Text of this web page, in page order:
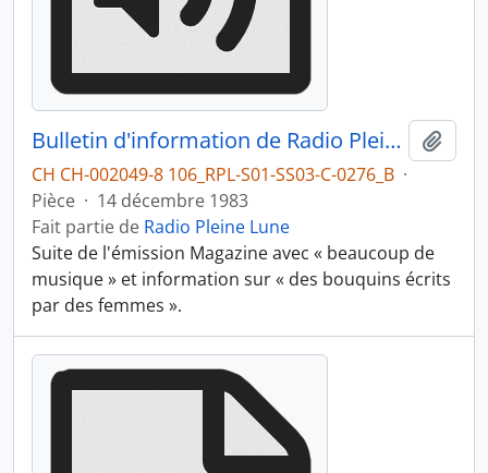
Bulletin d'information de Radio Pleine Lune : bouquins et musiques de femmes, partie 2
CH CH-002049-8 106_RPL-S01-SS03-C-0276_B ·
Pièce · 14 décembre 1983
Fait partie de Radio Pleine Lune
Suite de l'émission Magazine avec « beaucoup de
musique » et information sur « des bouquins écrits
par des femmes ».